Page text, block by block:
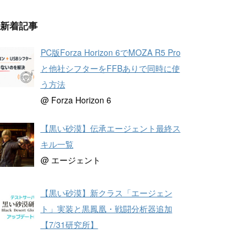
新着記事
PC版Forza Horizon 6でMOZA R5 Pro
と他社シフターをFFBありで同時に使
う方法
@ Forza Horizon 6
【黒い砂漠】伝承エージェント最終ス
キル一覧
@ エージェント
【黒い砂漠】新クラス「エージェン
ト」実装と黒鳳凰・戦闘分析器追加
【7/31研究所】